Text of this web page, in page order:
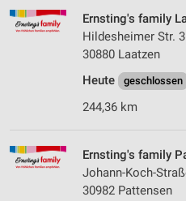
Ernsting's family
Hildesheimer Str.
30880 Laatzen
Heute
geschlossen
244,36 km
Ernsting's family
Johann-Koch-
30982 Pattensen
Verwendung reduzierter Daten
Inhalten
IAB-Besonderheiten:
Verwendung genauer
Geräte anhand von aktiv
Nicht-IAB-Verarbeitungszwecke: